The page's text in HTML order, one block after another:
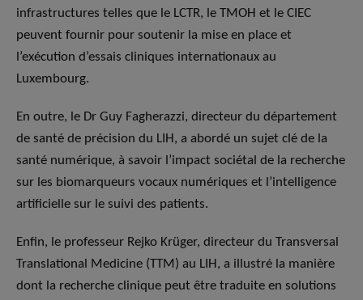
infrastructures telles que le LCTR, le TMOH et le CIEC
peuvent fournir pour soutenir la mise en place et
l’exécution d’essais cliniques internationaux au
Luxembourg.
En outre, le Dr Guy Fagherazzi, directeur du département
de santé de précision du LIH, a abordé un sujet clé de la
santé numérique, à savoir l’impact sociétal de la recherche
sur les biomarqueurs vocaux numériques et l’intelligence
artificielle sur le suivi des patients.
Enfin, le professeur Rejko Krüger, directeur du Transversal
Translational Medicine (TTM) au LIH, a illustré la manière
dont la recherche clinique peut être traduite en solutions